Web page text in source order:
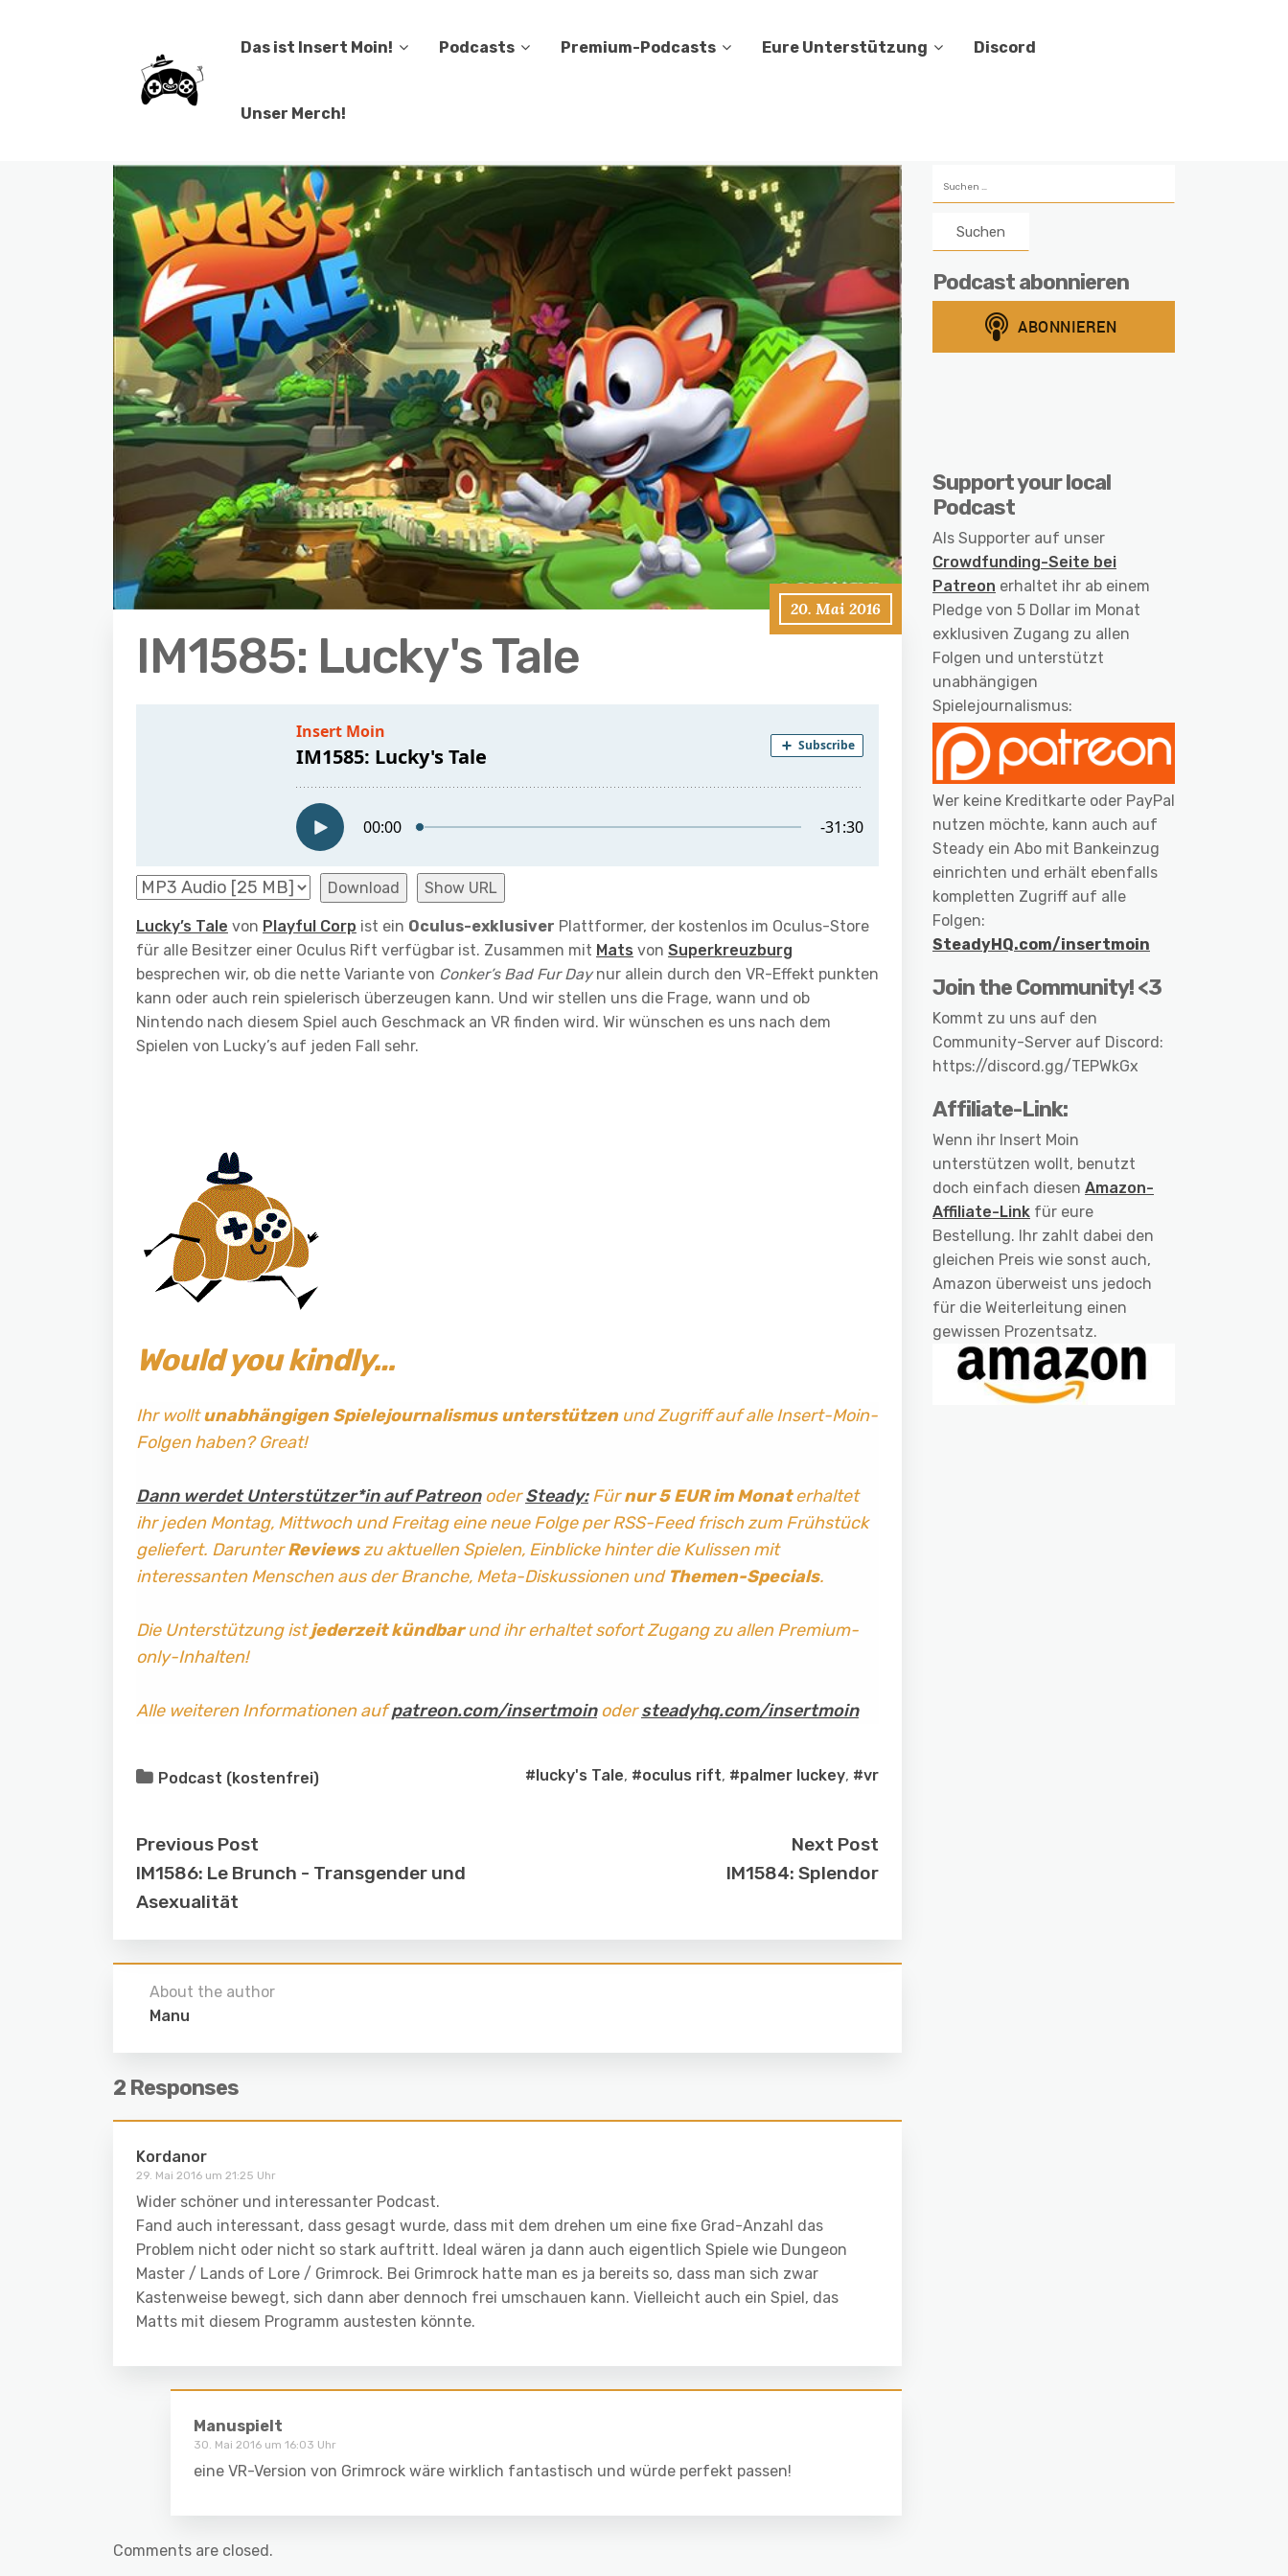
Das ist Insert Moin! Podcasts Premium-Podcasts Eure Unterstützung Discord
Unser Merch!
20. Mai 2016
IM1585: Lucky's Tale
Download Show URL
Lucky’s Tale von Playful Corp ist ein Oculus-exklusiver Plattformer, der kostenlos im Oculus-Store
für alle Besitzer einer Oculus Rift verfügbar ist. Zusammen mit Mats von Superkreuzburg
besprechen wir, ob die nette Variante von Conker’s Bad Fur Daynur allein durch den VR-Effekt punkten
kann oder auch rein spielerisch überzeugen kann. Und wir stellen uns die Frage, wann und ob
Nintendo nach diesem Spiel auch Geschmack an VR finden wird. Wir wünschen es uns nach dem
Spielen von Lucky’s auf jeden Fall sehr.
Would you kindly…
Ihr wolltunabhängigen Spielejournalismus unterstützenund Zugriff auf alle Insert-Moin-
Folgen haben? Great!
Dann werdet Unterstützer*in auf PatreonoderSteady:Fürnur 5 EUR im Monaterhaltet
ihr jeden Montag, Mittwoch und Freitag eine neue Folge per RSS-Feed frisch zum Frühstück
geliefert. DarunterReviewszu aktuellen Spielen, Einblicke hinter die Kulissen mit
interessanten Menschen aus der Branche, Meta-Diskussionen und Themen-Specials.
Die Unterstützung istjederzeit kündbarund ihr erhaltet sofort Zugang zu allen Premium-
only-Inhalten!
Alle weiteren Informationen aufpatreon.com/insertmoinodersteadyhq.com/insertmoin
Podcast (kostenfrei) #lucky's Tale, #oculus rift, #palmer luckey, #vr
Previous Post
IM1586: Le Brunch - Transgender und
Asexualität
Next Post
IM1584: Splendor
About the author
Manu
2 Responses
Kordanor
29. Mai 2016 um 21:25 Uhr
Wider schöner und interessanter Podcast.
Fand auch interessant, dass gesagt wurde, dass mit dem drehen um eine fixe Grad-Anzahl das
Problem nicht oder nicht so stark auftritt. Ideal wären ja dann auch eigentlich Spiele wie Dungeon
Master / Lands of Lore / Grimrock. Bei Grimrock hatte man es ja bereits so, dass man sich zwar
Kastenweise bewegt, sich dann aber dennoch frei umschauen kann. Vielleicht auch ein Spiel, das
Matts mit diesem Programm austesten könnte.
Manuspielt
30. Mai 2016 um 16:03 Uhr
eine VR-Version von Grimrock wäre wirklich fantastisch und würde perfekt passen!
Comments are closed.
nach:
Podcast abonnieren
Support your local
Podcast
Als Supporter auf unser
Crowdfunding-Seite bei
Patreon erhaltet ihr ab einem
Pledge von 5 Dollar im Monat
exklusiven Zugang zu allen
Folgen und unterstützt
unabhängigen
Spielejournalismus:
Wer keine Kreditkarte oder PayPal
nutzen möchte, kann auch auf
Steady ein Abo mit Bankeinzug
einrichten und erhält ebenfalls
kompletten Zugriff auf alle
Folgen:
SteadyHQ.com/insertmoin
Join the Community! <3
Kommt zu uns auf den
Community-Server auf Discord:
https://discord.gg/TEPWkGx
Affiliate-Link:
Wenn ihr Insert Moin
unterstützen wollt, benutzt
doch einfach diesen Amazon-
Affiliate-Link für eure
Bestellung. Ihr zahlt dabei den
gleichen Preis wie sonst auch,
Amazon überweist uns jedoch
für die Weiterleitung einen
gewissen Prozentsatz.